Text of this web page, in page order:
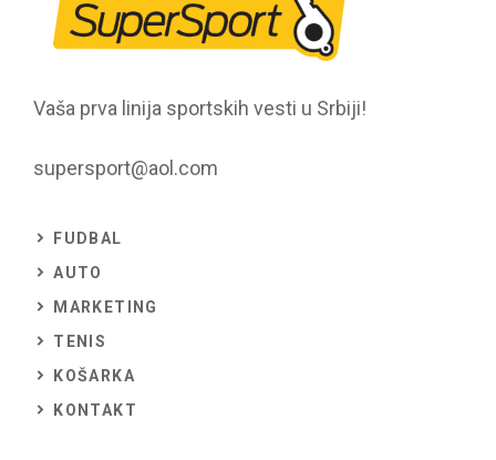
Vaša prva linija sportskih vesti u Srbiji!
supersport@aol.com
FUDBAL
AUTO
MARKETING
TENIS
KOŠARKA
KONTAKT